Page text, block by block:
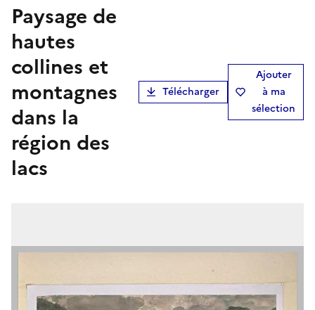
Paysage de
hautes
collines et
montagnes
dans la
région des
lacs
Télécharger
Ajouter
à ma
sélection